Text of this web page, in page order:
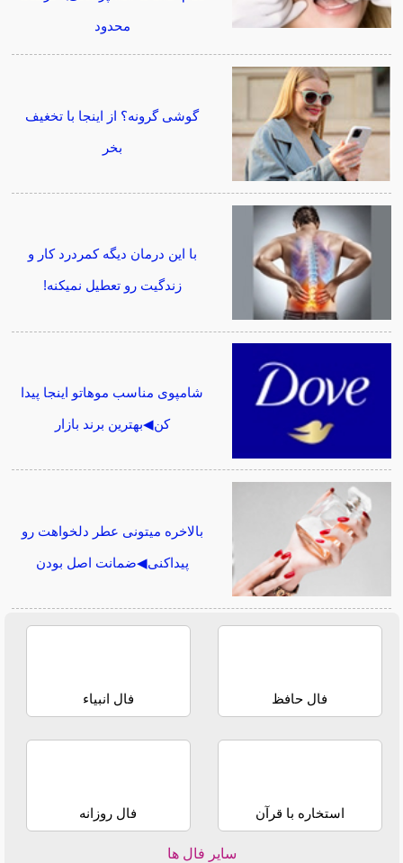
محدود
گوشی گرونه؟ از اینجا با تخغیف
بخر
با این درمان دیگه کمردرد کار و
زندگیت رو تعطیل نمیکنه!
شامپوی مناسب موهاتو اینجا پیدا
کن◀بهترین برند بازار
بالاخره میتونی عطر دلخواهت رو
پیداکنی◀ضمانت اصل بودن
فال حافظ فال انبیاء
استخاره با قرآن فال روزانه
سایر فال ها